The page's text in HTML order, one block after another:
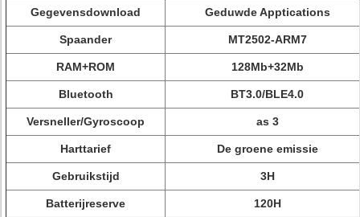
Gegevensdownload Geduwde Apptications
Spaander MT2502-ARM7
RAM+ROM 128Mb+32Mb
Bluetooth BT3.0/BLE4.0
Versneller/Gyroscoop as 3
Harttarief De groene emissie
Gebruikstijd 3H
Batterijreserve 120H